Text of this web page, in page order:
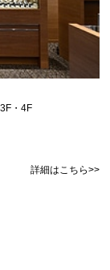
・4F
詳細はこちら>>